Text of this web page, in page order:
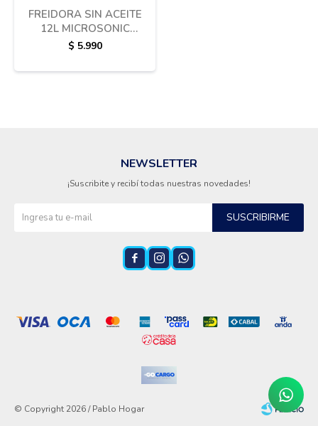
FREIDORA SIN ACEITE
12L MICROSONIC
FR12L608NE
$ 5.990
NEWSLETTER
¡Suscribite y recibí todas nuestras novedades!
SUSCRIBIRME
  
© Copyright 2026 / Pablo Hogar